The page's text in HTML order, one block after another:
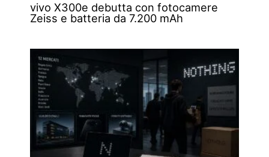
vivo X300e debutta con fotocamere
Zeiss e batteria da 7.200 mAh